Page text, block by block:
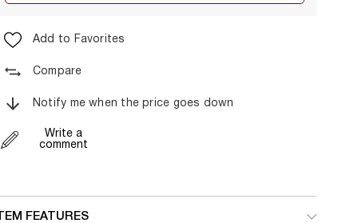
Add to Favorites
Compare
Notify me when the price goes down
Write a
comment
FEATURES